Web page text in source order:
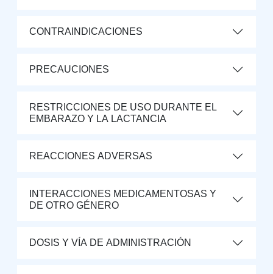
CONTRAINDICACIONES
PRECAUCIONES
RESTRICCIONES DE USO DURANTE EL
EMBARAZO Y LA LACTANCIA
REACCIONES ADVERSAS
INTERACCIONES MEDICAMENTOSAS Y
DE OTRO GÉNERO
DOSIS Y VÍA DE ADMINISTRACIÓN